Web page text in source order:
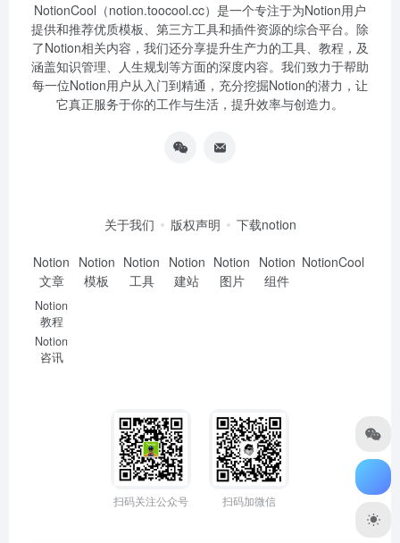
NotionCool（notion.toocool.cc）是一个专注于为Notion用户
提供和推荐优质模板、第三方工具和插件资源的综合平台。除
了Notion相关内容，我们还分享提升生产力的工具、教程，及
涵盖知识管理、人生规划等方面的深度内容。我们致力于帮助
每一位Notion用户从入门到精通，充分挖掘Notion的潜力，让
它真正服务于你的工作与生活，提升效率与创造力。
关于我们 版权声明 下载notion
Notion
文章
Notion
教程
Notion
咨讯
Notion
模板
Notion
工具
Notion
建站
Notion
图片
Notion
组件
NotionCool
扫码关注公众号 扫码加微信